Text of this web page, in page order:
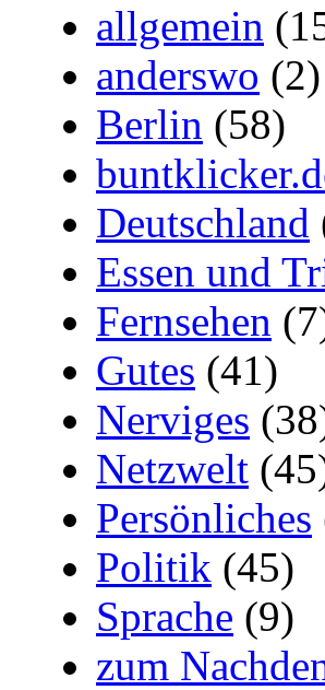
allgemein
anderswo (2)
Berlin (58)
Deutschland
Essen und
Fernsehen
Gutes (41)
Nerviges
Netzwelt
Persönliches
Politik (45)
Sprache (9)
zum